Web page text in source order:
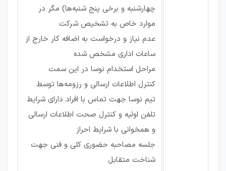
چهارشنبه و برخی پنج شنبه‌ها) مگر در
موارد خاص به تشخیص شرکت
عدم نیاز و درخواست به اضافه کار خارج از
ساعات اداری مشخص شده
مراحل استخدام نوسا در این سمت
کنترل اطلاعات ارسالی و رزومه‌ها توسط
تیم نوسا جهت تماس با افراد دارای شرایط
تلفن اولیه و کنترل صحت اطلاعات ارسالی
و همخوانی با شرایط احراز
جلسه مصاحبه حضوری کلی و فنی جهت
شناخت متقابل